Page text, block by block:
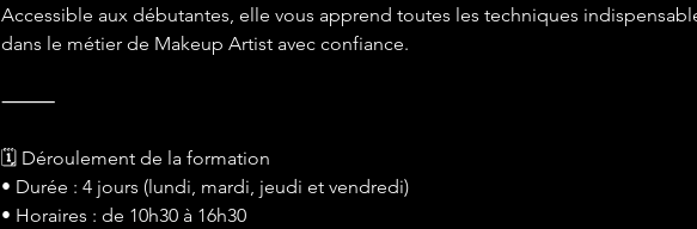
Accessible aux débutantes, elle vous apprend toutes les techniques
dans le métier de Makeup Artist avec confiance.
⸻
🗓 Déroulement de la formation
• Durée : 4 jours (lundi, mardi, jeudi et vendredi)
• Horaires : de 10h30 à 16h30